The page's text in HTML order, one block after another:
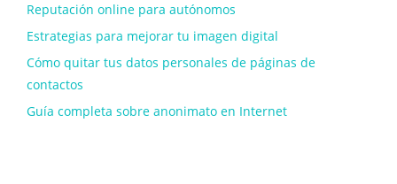
Reputación online para autónomos
Estrategias para mejorar tu imagen digital
Cómo quitar tus datos personales de páginas de
contactos
Guía completa sobre anonimato en Internet